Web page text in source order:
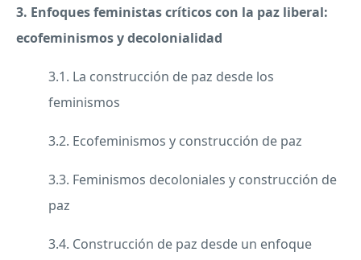
3. Enfoques feministas críticos con la paz liberal:
ecofeminismos y decolonialidad
3.1. La construcción de paz desde los
feminismos
3.2. Ecofeminismos y construcción de paz
3.3. Feminismos decoloniales y construcción de
paz
3.4. Construcción de paz desde un enfoque